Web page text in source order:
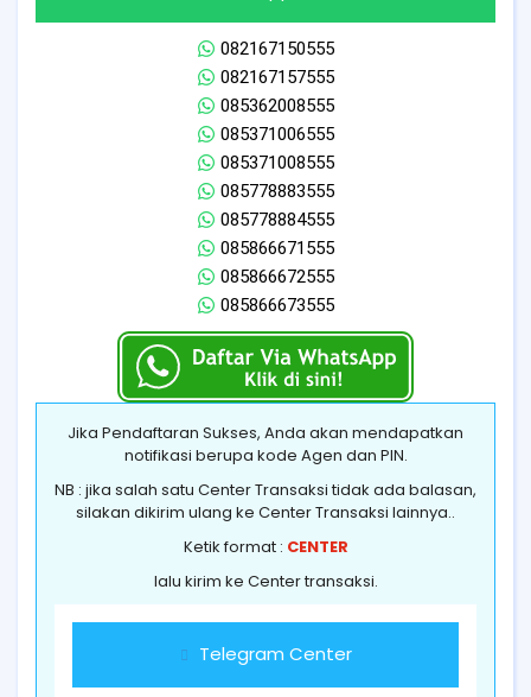
082167150555
082167157555
085362008555
085371006555
085371008555
085778883555
085778884555
085866671555
085866672555
085866673555
Jika Pendaftaran Sukses, Anda akan mendapatkan
notifikasi berupa kode Agen dan PIN.
NB : jika salah satu Center Transaksi tidak ada balasan,
silakan dikirim ulang ke Center Transaksi lainnya..
Ketik format : CENTER
lalu kirim ke Center transaksi.
Telegram Center